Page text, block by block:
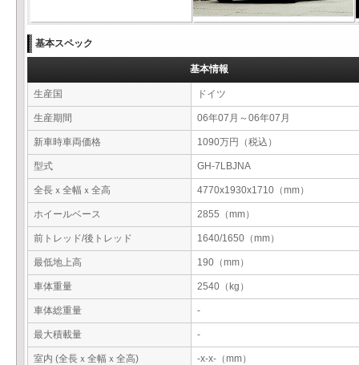
基本スペック
基本情報
生産国 ドイツ
生産期間 06年07月～06年07月
新車時車両価格 1090万円（税込）
型式 GH-7LBJNA
全長ｘ全幅ｘ全高 4770x1930x1710（mm）
ホイールベース 2855（mm）
前トレッド/後トレッド 1640/1650（mm）
最低地上高 190（mm）
車体重量 2540（kg）
車体総重量 -
最大積載量 -
室内 (全長ｘ全幅ｘ全高) -x-x-（mm）